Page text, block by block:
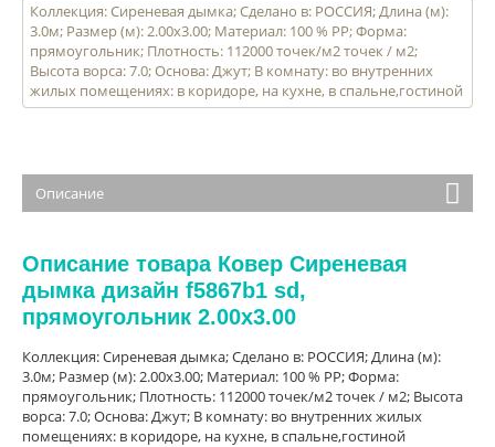
Коллекция: Сиреневая дымка; Сделано в: РОССИЯ; Длина (м):
3.0м; Размер (м): 2.00x3.00; Материал: 100 % PP; Форма:
прямоугольник; Плотность: 112000 точек/м2 точек / м2;
Высота ворса: 7.0; Основа: Джут; В комнату: во внутренних
жилых помещениях: в коридоре, на кухне, в спальне,гостиной
Описание
Описание товара Ковер Сиреневая
дымка дизайн f5867b1 sd,
прямоугольник 2.00x3.00
Коллекция: Сиреневая дымка; Сделано в: РОССИЯ; Длина (м):
3.0м; Размер (м): 2.00x3.00; Материал: 100 % PP; Форма:
прямоугольник; Плотность: 112000 точек/м2 точек / м2; Высота
ворса: 7.0; Основа: Джут; В комнату: во внутренних жилых
помещениях: в коридоре, на кухне, в спальне,гостиной